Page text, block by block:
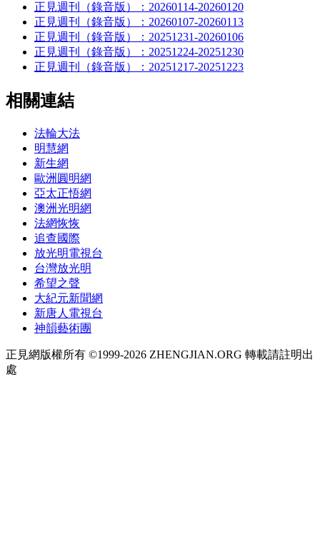
正見週刊（錄音版）：20260114-20260120
正見週刊（錄音版）：20260107-20260113
正見週刊（錄音版）：20251231-20260106
正見週刊（錄音版）：20251224-20251230
正見週刊（錄音版）：20251217-20251223
相關連結
法輪大法
明慧網
新生網
歐洲圓明網
亞太正悟網
澳洲光明網
法網恢恢
追查國際
放光明電視台
台灣放光明
希望之聲
大紀元新聞網
新唐人電視台
神韻藝術團
正見網版權所有 ©1999-2026 ZHENGJIAN.ORG 轉載請註明出
處